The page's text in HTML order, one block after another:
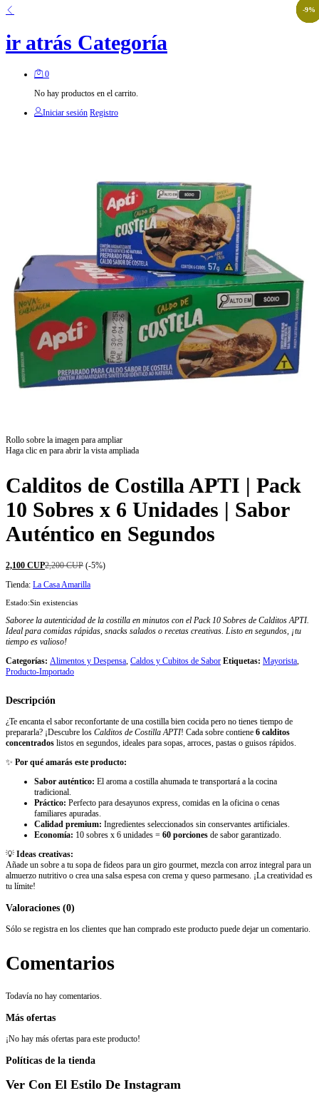
ir atrás Categoría
0
No hay productos en el carrito.
Iniciar sesión Registro
Rollo sobre la imagen para ampliar
Haga clic en para abrir la vista ampliada
Calditos de Costilla APTI | Pack
10 Sobres x 6 Unidades | Sabor
Auténtico en Segundos
2,100 CUP2,200CUP (-5%)
Tienda: La Casa Amarilla
Estado:Sin existencias
Saboree la autenticidad de la costilla en minutos con el Pack 10 Sobres de Calditos APTI.
Ideal para comidas rápidas, snacks salados o recetas creativas. Listo en segundos, ¡tu
tiempo es valioso!
Categorías: Alimentos y Despensa, Caldos y Cubitos de Sabor Etiquetas: Mayorista,
Producto-Importado
Descripción
¿Te encanta el sabor reconfortante de una costilla bien cocida pero no tienes tiempo de
prepararla? ¡Descubre los Calditos de Costilla APTI! Cada sobre contiene 6 calditos
concentrados listos en segundos, ideales para sopas, arroces, pastas o guisos rápidos.
✨ Por qué amarás este producto:
Sabor auténtico: El aroma a costilla ahumada te transportará a la cocina
tradicional.
Práctico: Perfecto para desayunos express, comidas en la oficina o cenas
familiares apuradas.
Calidad premium: Ingredientes seleccionados sin conservantes artificiales.
Economía: 10 sobres x 6 unidades = 60 porciones de sabor garantizado.
💡 Ideas creativas:
Añade un sobre a tu sopa de fideos para un giro gourmet, mezcla con arroz integral para un
almuerzo nutritivo o crea una salsa espesa con crema y queso parmesano. ¡La creatividad es
tu límite!
Valoraciones (0)
Sólo se registra en los clientes que han comprado este producto puede dejar un comentario.
Comentarios
Todavía no hay comentarios.
Más ofertas
¡No hay más ofertas para este producto!
Políticas de la tienda
Ver Con El Estilo De Instagram
-9%
-9%
-14%
-9%
-9%